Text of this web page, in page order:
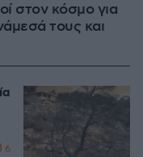
στον κόσμο για
τους και
6